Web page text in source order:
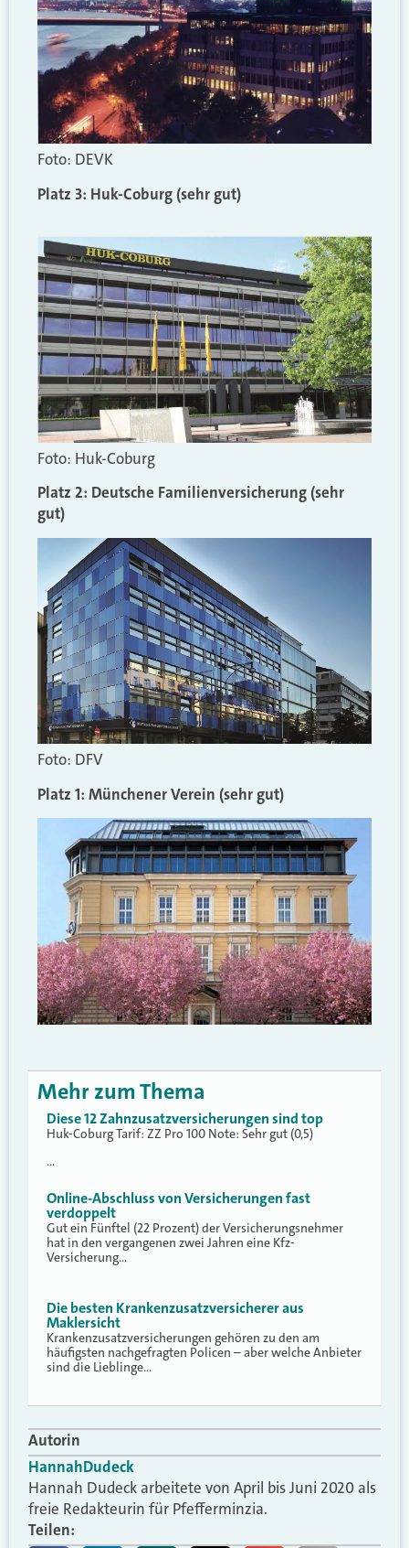
Foto: DEVK
Platz 3: Huk-Coburg (sehr gut)
Foto: Huk-Coburg
Platz 2: Deutsche Familienversicherung (sehr
gut)
Foto: DFV
Platz 1: Münchener Verein (sehr gut)
Mehr zum Thema
Diese 12 Zahnzusatzversicherungen sind top
Huk-Coburg Tarif: ZZ Pro 100 Note: Sehr gut (0,5)
…
Online-Abschluss von Versicherungen fast
verdoppelt
Gut ein Fünftel (22 Prozent) der Versicherungsnehmer
hat in den vergangenen zwei Jahren eine Kfz-
Versicherung…
Die besten Krankenzusatzversicherer aus
Maklersicht
Krankenzusatzversicherungen gehören zu den am
häufigsten nachgefragten Policen – aber welche Anbieter
sind die Lieblinge…
Autorin
HannahDudeck
Hannah Dudeck arbeitete von April bis Juni 2020 als
freie Redakteurin für Pfefferminzia.
Teilen: